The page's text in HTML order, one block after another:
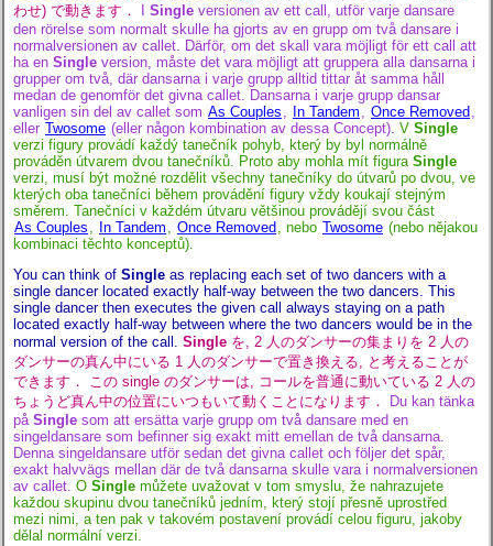
わせ) で動きます．
Single versionen av ett call, utför varje dansare
den rörelse som normalt skulle ha gjorts av en grupp om två dansare i
normalversionen av callet. Därför, om det skall vara möjligt för ett call att
ha en Single version, måste det vara möjligt att gruppera alla dansarna i
grupper om två, där dansarna i varje grupp alltid tittar åt samma håll
medan de genomför det givna callet. Dansarna i varje grupp dansar
vanligen sin del av callet som As Couples In Tandem Once Removed
eller Twosome (eller någon kombination av dessa Concept). V Single
verzi figury provádí každý tanečník pohyb, který by byl normálně
prováděn útvarem dvou tanečníků. Proto aby mohla mít figura Single
verzi, musí být možné rozdělit všechny tanečníky do útvarů po dvou, ve
kterých oba tanečníci během provádění figury vždy koukají stejným
směrem. Tanečníci v každém útvaru většinou provádějí svou část
As Couples
In Tandem Once Removed nebo Twosome (nebo nějakou
kombinaci těchto konceptů).
You can think of Single as replacing each set of two dancers with a
single dancer located exactly half-way between the two dancers. This
single dancer then executes the given call always staying on a path
located exactly half-way between where the two dancers would be in the
normal version of the call. Single を, 2 人のダンサーの集まりを 2 人の
ダンサーの真ん中にいる 1 人のダンサーで置き換える, と考えることが
できます． この single のダンサーは, コールを普通に動いている 2 人の
ちょうど真ん中の位置にいつもいて動くことになります．
Du kan tänka
på Single som att ersätta varje grupp om två dansare med en
singeldansare som befinner sig exakt mitt emellan de två dansarna.
Denna singeldansare utför sedan det givna callet och följer det spår,
exakt halvvägs mellan där de två dansarna skulle vara i normalversionen
av callet. O Single můžete uvažovat v tom smyslu, že nahrazujete
každou skupinu dvou tanečníků jedním, který stojí přesně uprostřed
mezi nimi, a ten pak v takovém postavení provádí celou figuru, jakoby
dělal normální verzi.